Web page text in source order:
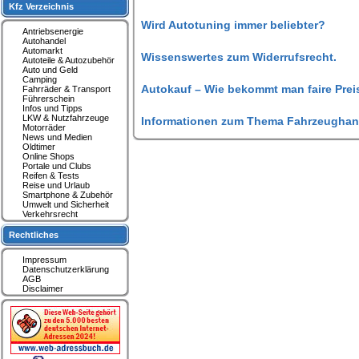
Wird Autotuning immer beliebter?
Wissenswertes zum Widerrufsrecht.
Autokauf – Wie bekommt man faire
Informationen zum Thema
Kfz Verzeichnis
Antriebsenergie
Autohandel
Automarkt
Autoteile & Autozubehör
Auto und Geld
Camping
Fahrräder & Transport
Führerschein
Infos und Tipps
LKW & Nutzfahrzeuge
Motorräder
News und Medien
Oldtimer
Online Shops
Portale und Clubs
Reifen & Tests
Reise und Urlaub
Smartphone & Zubehör
Umwelt und Sicherheit
Verkehrsrecht
Rechtliches
Impressum
Datenschutzerklärung
AGB
Disclaimer